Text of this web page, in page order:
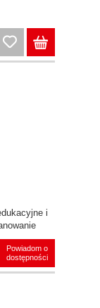
i
Powiadom o
dostępności